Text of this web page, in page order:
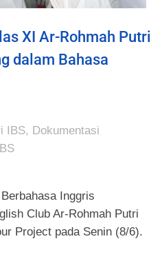
XI Ar-Rohmah Putri
dalam Bahasa
IBS, Dokumentasi
Inggris
Club Ar-Rohmah Putri
Project pada Senin (8/6).